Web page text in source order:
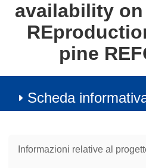
availability
pine
Scheda
Informazioni relative al